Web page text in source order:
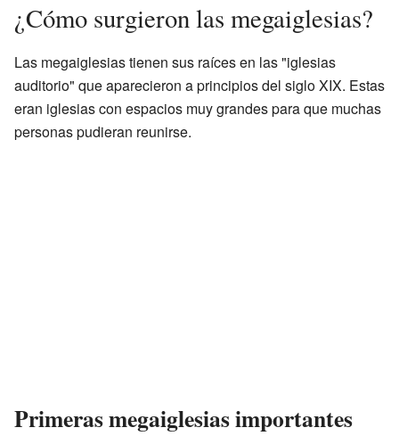
¿Cómo surgieron las megaiglesias?
Las megaiglesias tienen sus raíces en las "iglesias
auditorio" que aparecieron a principios del siglo XIX. Estas
eran iglesias con espacios muy grandes para que muchas
personas pudieran reunirse.
Primeras megaiglesias importantes